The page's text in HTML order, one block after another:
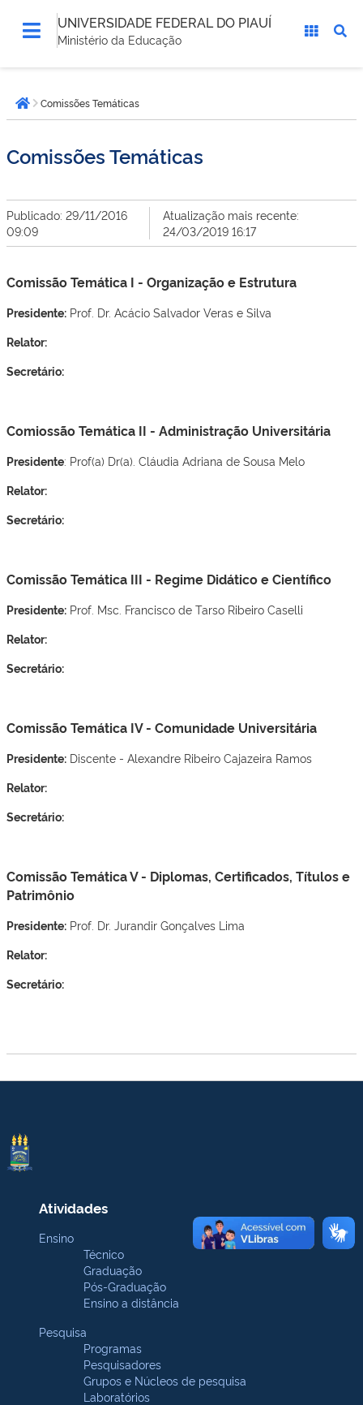
UNIVERSIDADE FEDERAL DO PIAUÍ
Ministério da Educação
está
aqui:Página inicial
Comissões Temáticas
Comissões Temáticas
Publicado: 29/11/2016
09:09
Atualização mais recente:
24/03/2019 16:17
Comissão Temática I - Organização e Estrutura
Presidente: Prof. Dr. Acácio Salvador Veras e Silva
Relator:
Secretário:
Comiossão Temática II - Administração Universitária
Presidente: Prof(a) Dr(a). Cláudia Adriana de Sousa Melo
Relator:
Secretário:
Comissão Temática III - Regime Didático e Científico
Presidente: Prof. Msc. Francisco de Tarso Ribeiro Caselli
Relator:
Secretário:
Comissão Temática IV - Comunidade Universitária
Presidente: Discente - Alexandre Ribeiro Cajazeira Ramos
Relator:
Secretário:
Comissão Temática V - Diplomas, Certificados, Títulos e
Patrimônio
Presidente: Prof. Dr. Jurandir Gonçalves Lima
Relator:
Secretário:
Atividades
Ensino
Técnico
Graduação
Pós-Graduação
Ensino a distância
Pesquisa
Programas
Pesquisadores
Grupos e Núcleos de pesquisa
Laboratórios